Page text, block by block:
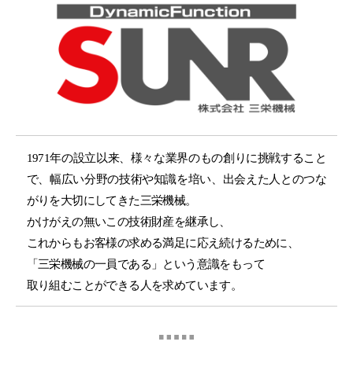
1971年の設立以来、様々な業界のもの創りに挑戦すること
で、幅広い分野の技術や知識を培い、出会えた人とのつな
がりを大切にしてきた三栄機械。
かけがえの無いこの技術財産を継承し、
これからもお客様の求める満足に応え続けるために、
「三栄機械の一員である」という意識をもって
取り組むことができる人を求めています。